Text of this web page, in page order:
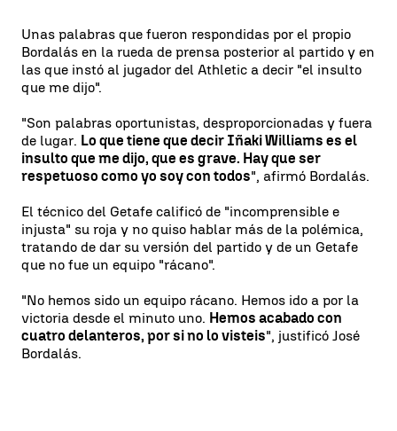
Unas palabras que fueron respondidas por el propio
Bordalás en la rueda de prensa posterior al partido y en
las que instó al jugador del Athletic a decir "el insulto
que me dijo".
"Son palabras oportunistas, desproporcionadas y fuera
de lugar. Lo que tiene que decir Iñaki Williams es el
insulto que me dijo, que es grave. Hay que ser
respetuoso como yo soy con todos", afirmó Bordalás.
El técnico del Getafe calificó de "incomprensible e
injusta" su roja y no quiso hablar más de la polémica,
tratando de dar su versión del partido y de un Getafe
que no fue un equipo "rácano".
"No hemos sido un equipo rácano. Hemos ido a por la
victoria desde el minuto uno. Hemos acabado con
cuatro delanteros, por si no lo visteis", justificó José
Bordalás.